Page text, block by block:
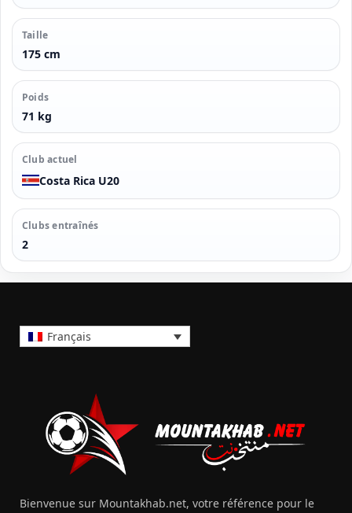
Taille
175 cm
Poids
71 kg
Club actuel
Costa Rica U20
Clubs entraînés
2
Français
Bienvenue sur Mountakhab.net, votre référence pour le